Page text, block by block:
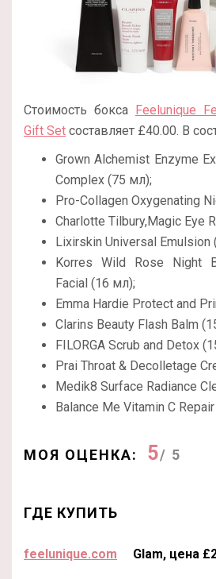
Стоимость бокса
Feelunique
Gift Set составляет £40.00. В
Grown Alchemist Enzyme
Complex (75 мл);
Pro-Collagen Oxygenating
Charlotte Tilbury,Magic Eye
Lixirskin Universal Emulsion
Korres Wild Rose Night
Facial (16 мл);
Emma Hardie Protect and
Clarins Beauty Flash Balm
FILORGA Scrub and Detox
Prai Throat & Decolletage
Medik8 Surface Radiance
Balance Me Vitamin C
МОЯ ОЦЕНКА: 5/ 5
ГДЕ КУПИТЬ
feelunique.com Glam, цена